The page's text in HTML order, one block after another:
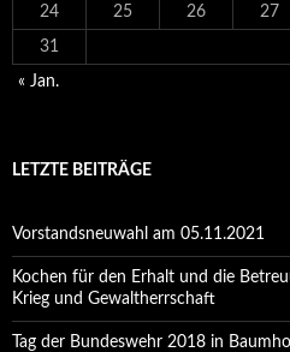
24 25 26 27
31
« Jan.
LETZTE BEITRÄGE
Vorstandsneuwahl am 05.11.2021
Kochen für den Erhalt und die
Krieg und Gewaltherrschaft
Tag der Bundeswehr 2018 in